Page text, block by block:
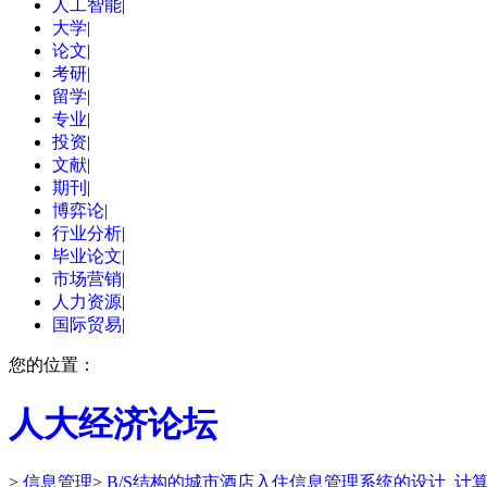
人工智能|
大学|
论文|
考研|
留学|
专业|
投资|
文献|
期刊 |
博弈论|
行业分析|
毕业论文|
市场营销|
人力资源|
国际贸易|
您的位置：
人大经济论坛
> 信息管理> B/S结构的城市酒店入住信息管理系统的设计_计